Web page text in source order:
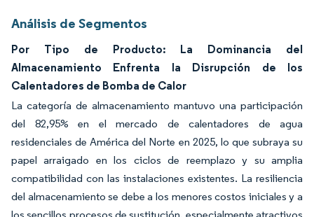
Análisis de Segmentos
Por Tipo de Producto: La Dominancia del
Almacenamiento Enfrenta la Disrupción de los
Calentadores de Bomba de Calor
La categoría de almacenamiento mantuvo una participación
del 82,95% en el mercado de calentadores de agua
residenciales de América del Norte en 2025, lo que subraya su
papel arraigado en los ciclos de reemplazo y su amplia
compatibilidad con las instalaciones existentes. La resiliencia
del almacenamiento se debe a los menores costos iniciales y a